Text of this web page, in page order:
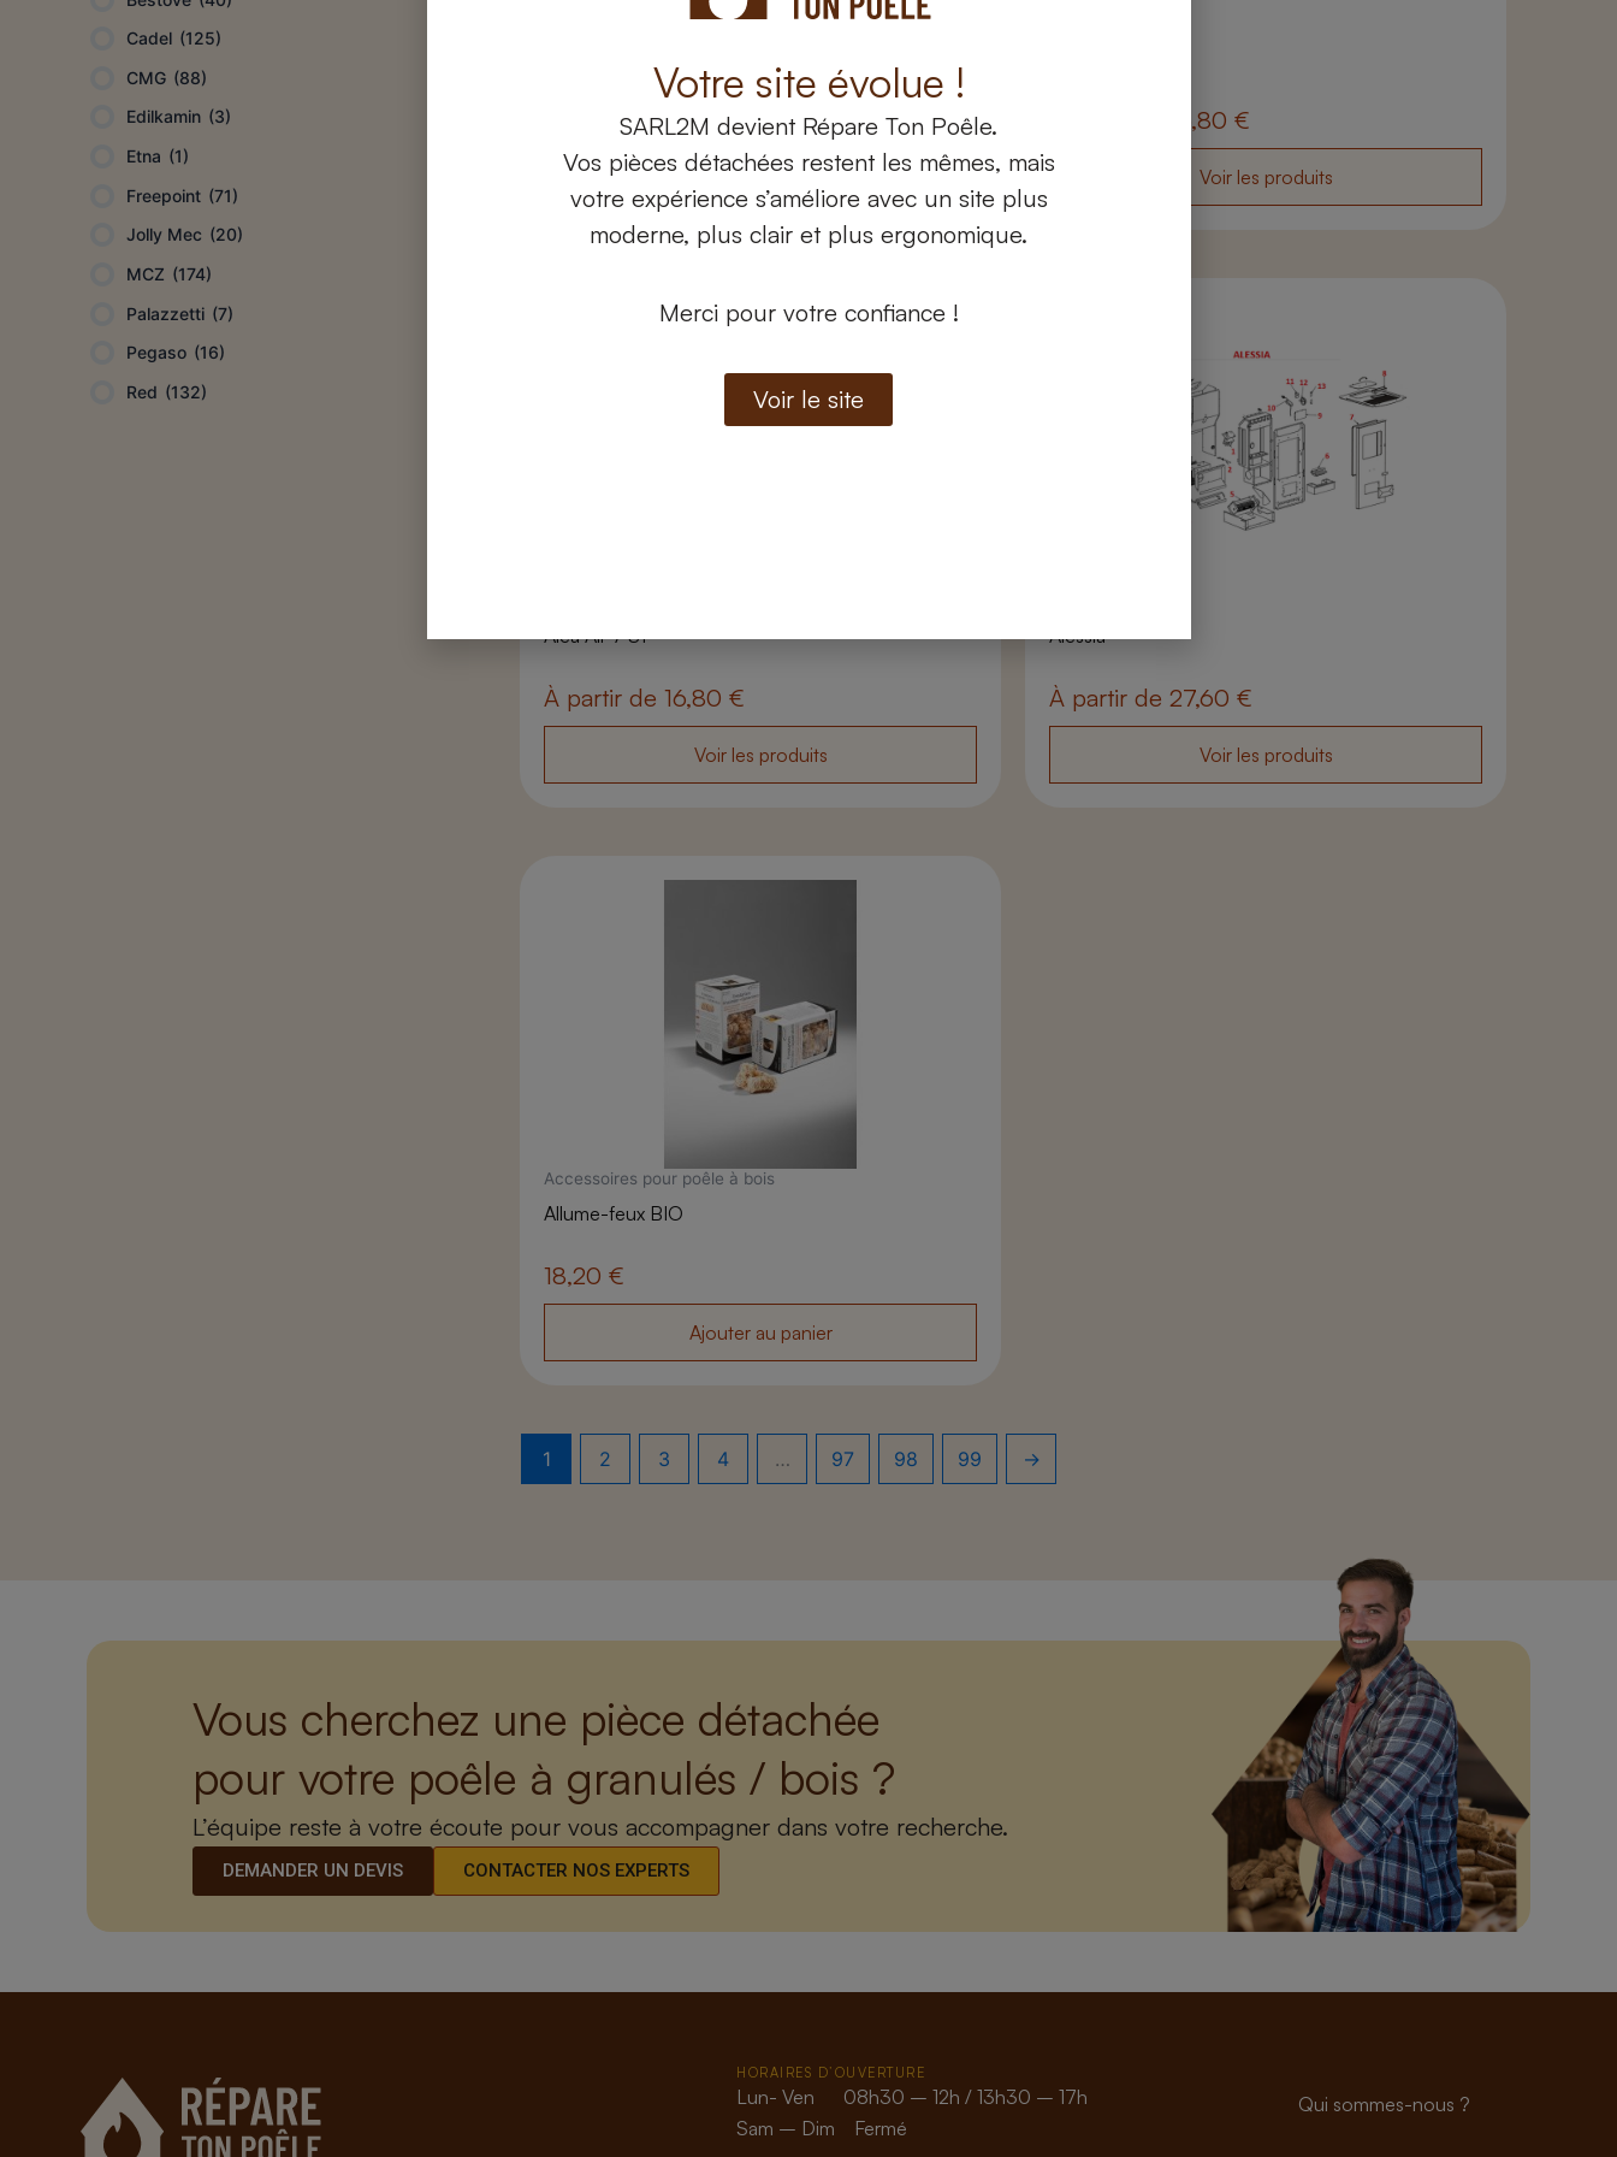
Cadel (125)
CMG (88)
Edilkamin (3)
Etna (1)
Freepoint (71)
Jolly Mec (20)
MCZ (174)
Palazzetti (7)
Pegaso (16)
Red (132)
Edilkamin (3)
Etna(1)
(71)
À partir de16,80€
Voir les produits
16,80 €
Voir les produits
Alea Air 7 S1
À partir de 16,80 €
Voir les produits
Alessia
À partir de 27,60 €
Voir les produits
Accessoires pour poêle à bois
Allume-feux BIO
18,20 €
Ajouter au panier
1 2 3 4 … 97 98 99 →
Vous cherchez une pièce détachée
pour votre poêle à granulés / bois ?
L’équipe reste à votre écoute pour vous accompagner dans votre recherche.
DEMANDER UN DEVIS CONTACTER NOS EXPERTS
HORAIRES D’OUVERTURE
Lun- Ven 08h30 – 12h / 13h30 – 17h
Sam – Dim Fermé
Qui sommes-nous ?
Votre site évolue !
SARL2M devient Répare Ton Poêle.
Vos pièces détachées restent les mêmes, mais
votre expérience s’améliore avec un site plus
moderne, plus clair et plus ergonomique.
Merci pour votre confiance !
Voir le site